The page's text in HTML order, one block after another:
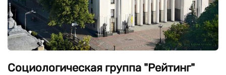
Социологическая группа "Рейтинг"